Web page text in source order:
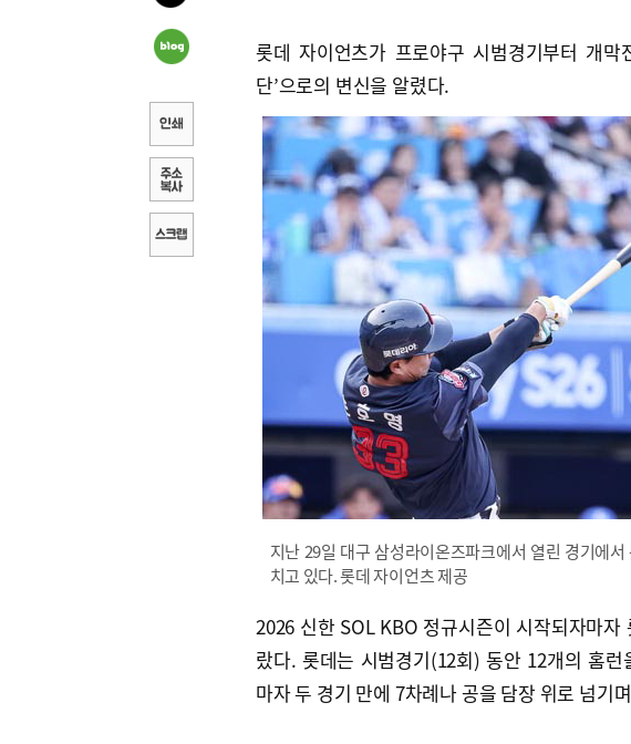
롯데 자이언츠가 프로야구 시범경기부터 개
단’으로의 변신을 알렸다.
지난 29일 대구 삼성라이온즈파크에서 열린 경기에
치고 있다. 롯데 자이언츠 제공
2026 신한 SOL KBO 정규시즌이 시작되자마
랐다. 롯데는 시범경기(12회) 동안 12개의 홈
마자 두 경기 만에 7차례나 공을 담장 위로 넘기